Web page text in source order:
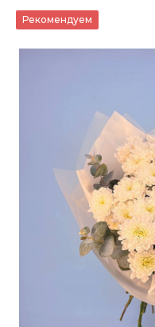
Рекомендуем